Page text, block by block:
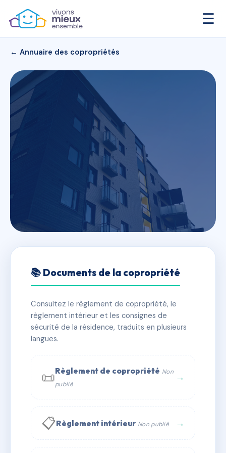
☰
← Annuaire des copropriétés
Le Michel Ange
✓ Immatriculée 🏠 32 lots 🏗 1 bâtiment(s)
📞 Contacter Syndic Digital
📚 Documents de la copropriété
Consultez le règlement de copropriété, le
règlement intérieur et les consignes de
sécurité de la résidence, traduits en plusieurs
langues.
📜Règlement de copropriété Non
publié
→
📋Règlement intérieur Non publié →